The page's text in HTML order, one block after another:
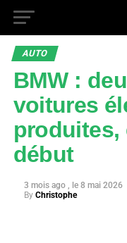
AUTO
BMW :
voitures
produites,
début
3 mois ago
8 mai 2026
By Christophe